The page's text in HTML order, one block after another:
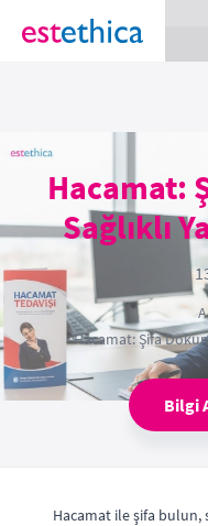
section Service {
Hacamat:
Sağlıklı
Hacamat: Şifa
Bilgi
Hacamat ile şifa bulun,